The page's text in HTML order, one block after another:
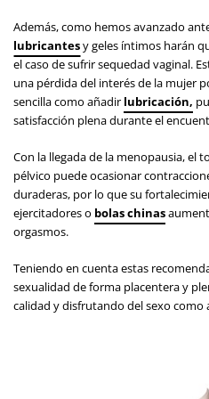
Además, como hemos avanzado
lubricantesy geles íntimos harán
el caso de sufrir sequedad vaginal.
una pérdida del interés de la mujer
sencilla como añadir lubricación,
satisfacción plena durante el
Con la llegada de la menopausia, el
pélvico puede ocasionar
duraderas, por lo que su
ejercitadores o bolas chinas
orgasmos.
Teniendo en cuenta estas
sexualidad de forma placentera y
calidad y disfrutando del sexo como